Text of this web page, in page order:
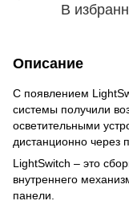
В
Описание
С появлением
системы получили
осветительными
дистанционно через
LightSwitch – это
внутреннего
панели.